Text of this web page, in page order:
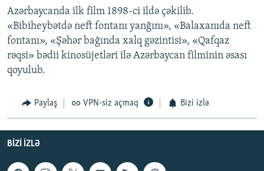
Azərbaycanda ilk film 1898-ci ildə çəkilib.
«Bibiheybətdə neft fontanı yanğını», «Balaxanıda neft
fontanı», «Şəhər bağında xalq gəzintisi», «Qafqaz
rəqsi» bədii kinosüjetləri ilə Azərbaycan filminin əsası
qoyulub.
Paylaş VPN-siz açmaq Bizi izlə
BIZI IZLƏ